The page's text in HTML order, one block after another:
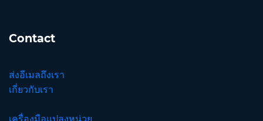
Contact
ส่งอีเมลถึงเรา
เกี่ยวกับเรา